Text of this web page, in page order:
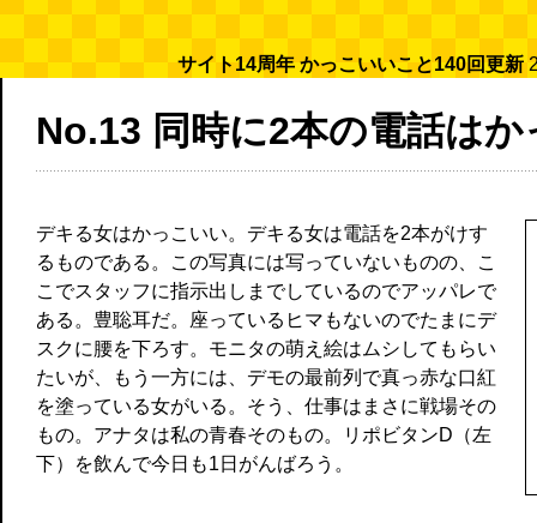
サイト14周年 かっこいいこと140回更新
No.13 同時に2本の電話は
デキる女はかっこいい。デキる女は電話を2本がけす
るものである。この写真には写っていないものの、こ
こでスタッフに指示出しまでしているのでアッパレで
ある。豊聡耳だ。座っているヒマもないのでたまにデ
スクに腰を下ろす。モニタの萌え絵はムシしてもらい
たいが、もう一方には、デモの最前列で真っ赤な口紅
を塗っている女がいる。そう、仕事はまさに戦場その
もの。アナタは私の青春そのもの。リポビタンD（左
下）を飲んで今日も1日がんばろう。